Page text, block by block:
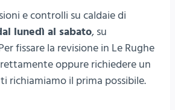
e controlli su caldaie di
lunedì al sabato, su
fissare la revisione in Le Rughe
oppure richiedere un
richiamiamo il prima possibile.